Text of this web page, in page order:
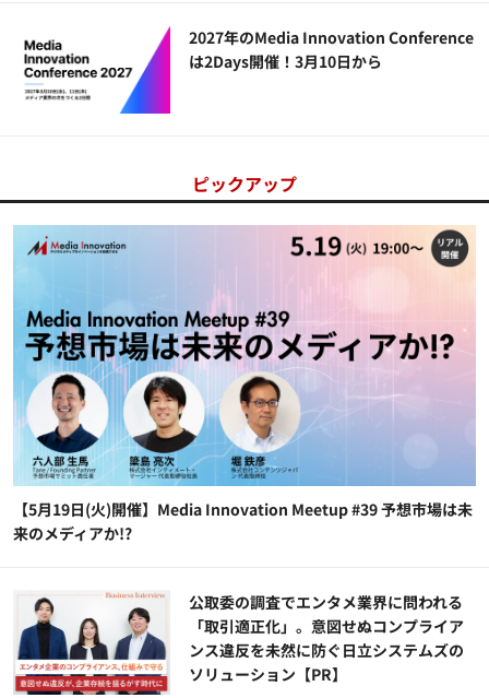
2027年のMedia Innovation Conference
は2Days開催！3月10日から
ピックアップ
【5月19日(火)開催】Media Innovation Meetup #39 予想市場は未
来のメディアか!?
公​​取委の調査でエンタメ業界に問われる
「取引適正化」。意図せぬコンプライア
ンス違反を未然に防ぐ日立システムズの
ソリューション​【PR】